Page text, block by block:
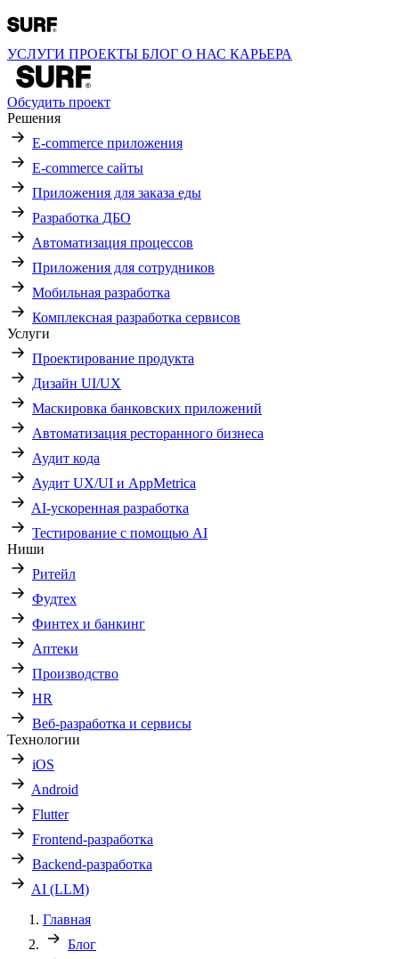
УСЛУГИ ПРОЕКТЫ БЛОГ О НАС КАРЬЕРА
Обсудить проект
Решения
E-commerce приложения
E-commerce сайты
Приложения для заказа еды
Разработка ДБО
Автоматизация процессов
Приложения для сотрудников
Мобильная разработка
Комплексная разработка сервисов
Услуги
Проектирование продукта
Дизайн UI/UX
Маскировка банковских приложений
Автоматизация ресторанного бизнеса
Аудит кода
Аудит UX/UI и AppMetrica
AI-ускоренная разработка
Тестирование с помощью AI
Ниши
Ритейл
Фудтех
Финтех и банкинг
Аптеки
Производство
HR
Веб-разработка и сервисы
Технологии
iOS
Android
Flutter
Frontend-разработка
Backend-разработка
AI (LLM)
Главная
Блог